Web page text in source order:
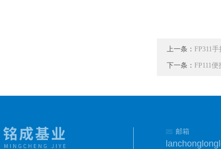
上一条： FP311
下一条： FP111
邮箱